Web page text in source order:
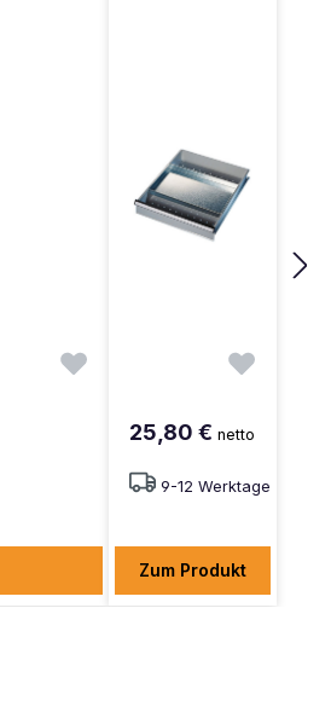
25,80 € netto
9-12 Werktage
Zum Produkt